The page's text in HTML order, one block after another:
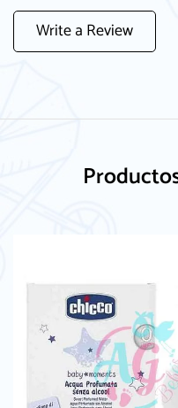
Write a Review